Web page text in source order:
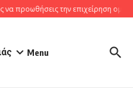
προωθήσεις την επιχείρηση
Menu